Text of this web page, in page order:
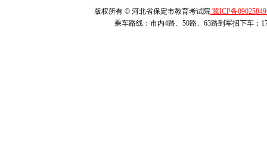
版权所有 © 河北省保定市教育考试院 冀ICP备
乘车路线：市内4路、50路、63路到军招下车；